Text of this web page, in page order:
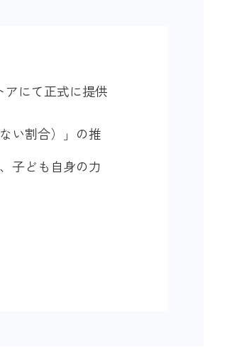
アにて正式に提供
い割合）」の推
子ども自身の力